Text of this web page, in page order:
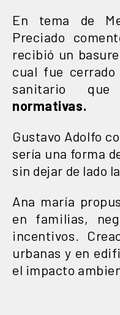
En tema de
Preciado
recibió un
cual fue
sanitario
normativas.
Gustavo Adolfo
sería una forma
sin dejar de lado
Ana maría
en familias,
incentivos.
urbanas y en
el impacto